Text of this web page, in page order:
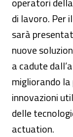
di lavoro. Per
sarà
nuove
a cadute
migliorando
innovazioni
delle
actuation.